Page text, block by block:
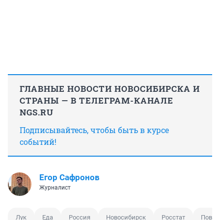
ГЛАВНЫЕ НОВОСТИ НОВОСИБИРСКА И
СТРАНЫ — В ТЕЛЕГРАМ-КАНАЛЕ
NGS.RU
Подписывайтесь, чтобы быть в курсе
событий!
Егор Сафронов
Журналист
Лук Еда Россия Новосибирск Росстат